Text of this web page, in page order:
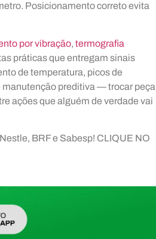
Posicionamento correto evita
por vibração, termografia
práticas que entregam sinais
de temperatura, picos de
manutenção preditiva — trocar peça
ações que alguém de verdade vai
BRF e Sabesp! CLIQUE NO